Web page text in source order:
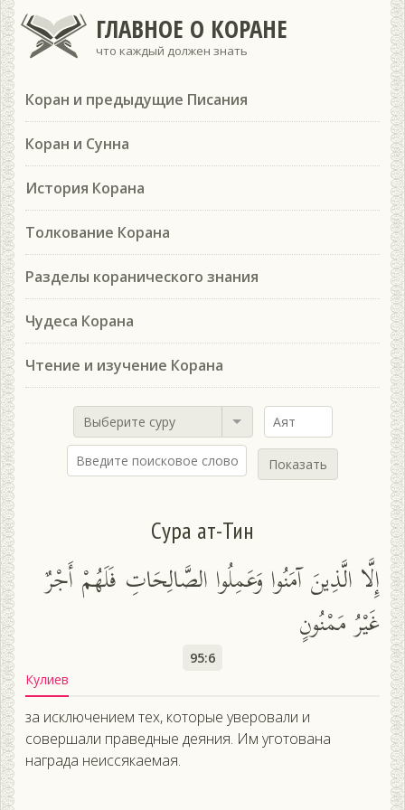
ГЛАВНОЕ О КОРАНЕ
что каждый должен знать
Коран и предыдущие Писания
Коран и Сунна
История Корана
Толкование Корана
Разделы коранического знания
Чудеса Корана
Чтение и изучение Корана
Выберите суру
Показать
Сура ат-Тин
إِلَّا الَّذِينَ آمَنُوا وَعَمِلُوا الصَّالِحَاتِ فَلَهُمْ أَجْرٌ
غَيْرُ مَمْنُونٍ
95:6
Кулиев
за исключением тех, которые уверовали и
совершали праведные деяния. Им уготована
награда неиссякаемая.